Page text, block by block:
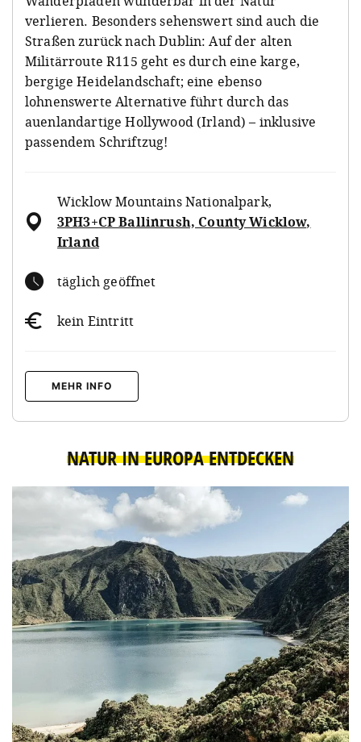
verlieren. Besonders sehenswert sind auch die
Straßen zurück nach Dublin: Auf der alten
Militärroute R115 geht es durch eine karge,
bergige Heidelandschaft; eine ebenso
lohnenswerte Alternative führt durch das
auenlandartige Hollywood (Irland) – inklusive
passendem Schriftzug!
Wicklow Mountains Nationalpark,
3PH3+CP Ballinrush, County Wicklow,
Irland
täglich geöffnet
kein Eintritt
MEHR INFO
NATUR IN EUROPA ENTDECKEN